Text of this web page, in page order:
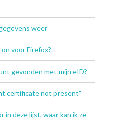
weer
voor Firefox?
gevonden met mijn eID?
certificate not present"
in deze lijst, waar kan ik ze